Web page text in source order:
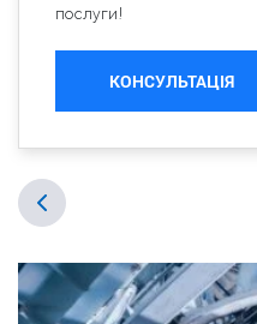
послуги!
КОНСУЛЬТАЦІЯ